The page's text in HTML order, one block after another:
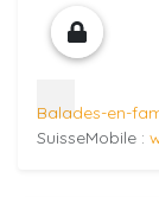
Balades-en-
SuisseMobile :